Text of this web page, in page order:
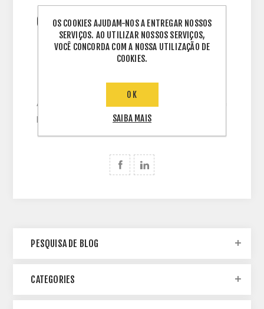
Geração solar distribuída supera
marco de 1 GW
A capacidade instalada de geração distribuída a
partir da fonte solar fotovoltaica superou...
PESQUISA DE BLOG
CATEGORIES
OS COOKIES AJUDAM-NOS A ENTREGAR NOSSOS
SERVIÇOS. AO UTILIZAR NOSSOS SERVIÇOS,
VOCÊ CONCORDA COM A NOSSA UTILIZAÇÃO DE
COOKIES.
OK
SAIBA MAIS